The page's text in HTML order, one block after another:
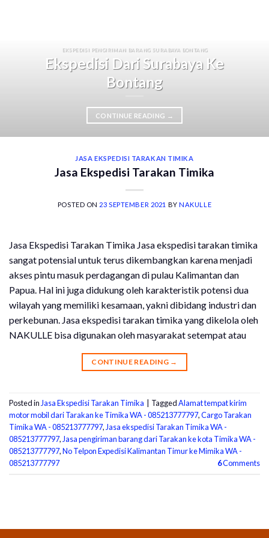
EKSPEDISI PENGIRIMAN BARANG SURABAYA BONTANG
Ekspedisi Dari Surabaya Ke
Bontang
CONTINUE READING →
JASA EKSPEDISI TARAKAN TIMIKA
Jasa Ekspedisi Tarakan Timika
POSTED ON 23 SEPTEMBER 2021 BYNAKULLE
Jasa Ekspedisi Tarakan Timika Jasa ekspedisi tarakan timika
sangat potensial untuk terus dikembangkan karena menjadi
akses pintu masuk perdagangan di pulau Kalimantan dan
Papua. Hal ini juga didukung oleh karakteristik potensi dua
wilayah yang memiliki kesamaan, yakni dibidang industri dan
perkebunan. Jasa ekspedisi tarakan timika yang dikelola oleh
NAKULLE bisa digunakan oleh masyarakat setempat atau
CONTINUE READING →
Posted in Jasa Ekspedisi Tarakan Timika TaggedAlamat tempat kirim
motor mobil dari Tarakan ke Timika WA - 085213777797,Cargo Tarakan
Timika WA - 085213777797, Jasa ekspedisi Tarakan Timika WA -
085213777797, Jasa pengiriman barang dari Tarakan ke kota Timika WA -
085213777797,No Telpon Expedisi Kalimantan Timur ke Mimika WA -
085213777797
6Comments